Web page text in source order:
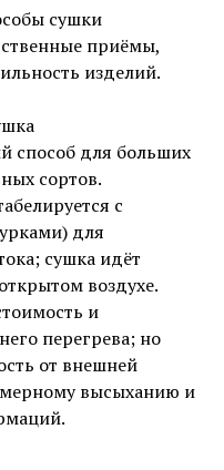
сушки
приёмы,
изделий.
способ для больших
сортов.
с
для
сушка идёт
воздухе.
и
перегрева; но
от внешней
высыханию и